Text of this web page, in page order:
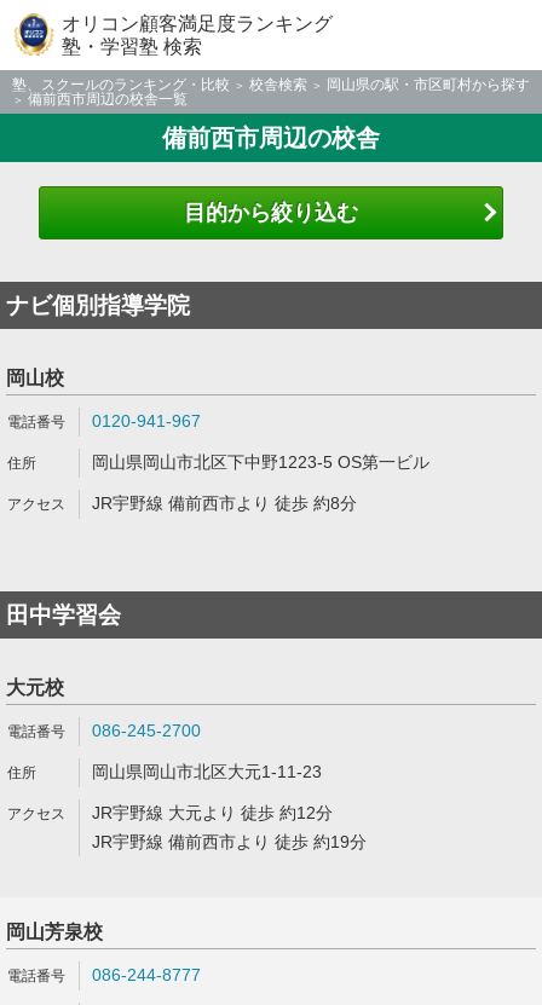
オリコン顧客満足度ランキング
塾・学習塾 検索
塾、スクールのランキング・比較 校舎検索
岡山県の駅・市区町村から探す
備前西市周辺の校舎一覧
備前西市周辺の校舎
目的から絞り込む
ナビ個別指導学院
岡山校
0120-941-967
岡山県岡山市北区下中野1223-5 OS第一ビル
JR宇野線 備前西市より 徒歩 約8分
田中学習会
大元校
086-245-2700
岡山県岡山市北区大元1-11-23
JR宇野線 大元より 徒歩 約12分
JR宇野線 備前西市より 徒歩 約19分
岡山芳泉校
086-244-8777